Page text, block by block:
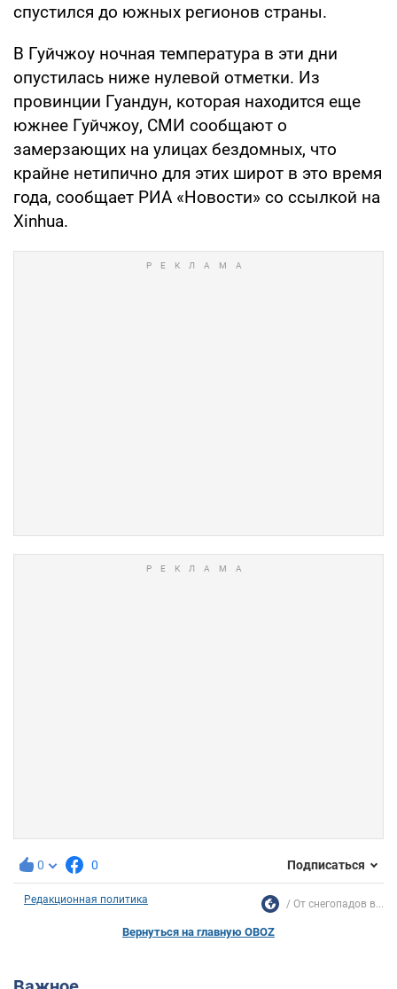
спустился до южных регионов страны.
В Гуйчжоу ночная температура в эти дни
опустилась ниже нулевой отметки. Из
провинции Гуандун, которая находится еще
южнее Гуйчжоу, СМИ сообщают о
замерзающих на улицах бездомных, что
крайне нетипично для этих широт в это время
года, сообщает РИА «Новости» со ссылкой на
Xinhua.
0 0 Подписаться
Редакционная политика От снегопадов в...
Вернуться на главную OBOZ